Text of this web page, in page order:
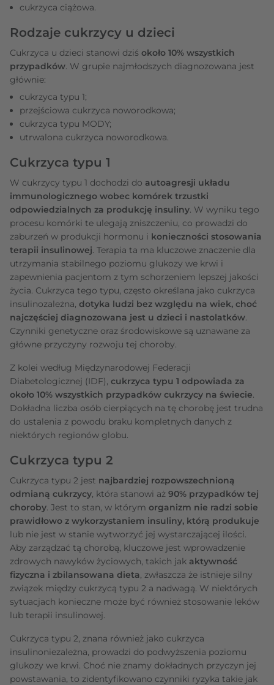
cukrzyca ciążowa.
Rodzaje cukrzycy u dzieci
Cukrzyca u dzieci stanowi dziś około 10% wszystkich
przypadków. W grupie najmłodszych diagnozowana jest
głównie:
cukrzyca typu 1;
przejściowa cukrzyca noworodkowa;
cukrzyca typu MODY;
utrwalona cukrzyca noworodkowa.
Cukrzyca typu 1
W cukrzycy typu 1 dochodzi do autoagresji układu
immunologicznego wobec komórek trzustki
odpowiedzialnych za produkcję insuliny. W wyniku tego
procesu komórki te ulegają zniszczeniu, co prowadzi do
zaburzeń w produkcji hormonu i konieczności stosowania
terapii insulinowej. Terapia ta ma kluczowe znaczenie dla
utrzymania stabilnego poziomu glukozy we krwi i
zapewnienia pacjentom z tym schorzeniem lepszej jakości
życia. Cukrzyca tego typu, często określana jako cukrzyca
insulinozależna, dotyka ludzi bez względu na wiek, choć
najczęściej diagnozowana jest u dzieci i nastolatków.
Czynniki genetyczne oraz środowiskowe są uznawane za
główne przyczyny rozwoju tej choroby.
Z kolei według Międzynarodowej Federacji
Diabetologicznej (IDF), cukrzyca typu 1 odpowiada za
około 10% wszystkich przypadków cukrzycy na świecie.
Dokładna liczba osób cierpiących na tę chorobę jest trudna
do ustalenia z powodu braku kompletnych danych z
niektórych regionów globu.
Cukrzyca typu 2
Cukrzyca typu 2 jest najbardziej rozpowszechnioną
odmianą cukrzycy, która stanowi aż 90% przypadków tej
choroby. Jest to stan, w którym organizm nie radzi sobie
prawidłowo z wykorzystaniem insuliny, którą produkuje
lub nie jest w stanie wytworzyć jej wystarczającej ilości.
Aby zarządzać tą chorobą, kluczowe jest wprowadzenie
zdrowych nawyków życiowych, takich jak aktywność
fizyczna i zbilansowana dieta, zwłaszcza że istnieje silny
związek między cukrzycą typu 2 a nadwagą. W niektórych
sytuacjach konieczne może być również stosowanie leków
lub terapii insulinowej.
Cukrzyca typu 2, znana również jako cukrzyca
insulinoniezależna, prowadzi do podwyższenia poziomu
glukozy we krwi. Choć nie znamy dokładnych przyczyn jej
powstawania, to zidentyfikowano czynniki ryzyka takie jak